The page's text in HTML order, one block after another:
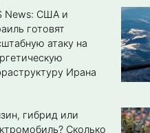
News: США и
готовят
атаку на
Ирана
гибрид или
Cколько